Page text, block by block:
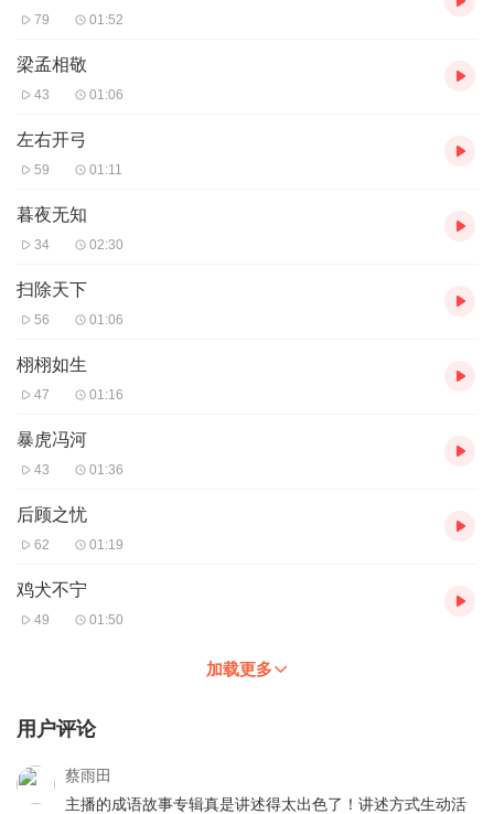
79 01:52
梁孟相敬
43 01:06
左右开弓
59 01:11
暮夜无知
34 02:30
扫除天下
56 01:06
栩栩如生
47 01:16
暴虎冯河
43 01:36
后顾之忧
62 01:19
鸡犬不宁
49 01:50
加载更多
用户评论
蔡雨田
主播的成语故事专辑真是讲述得太出色了！讲述方式生动活